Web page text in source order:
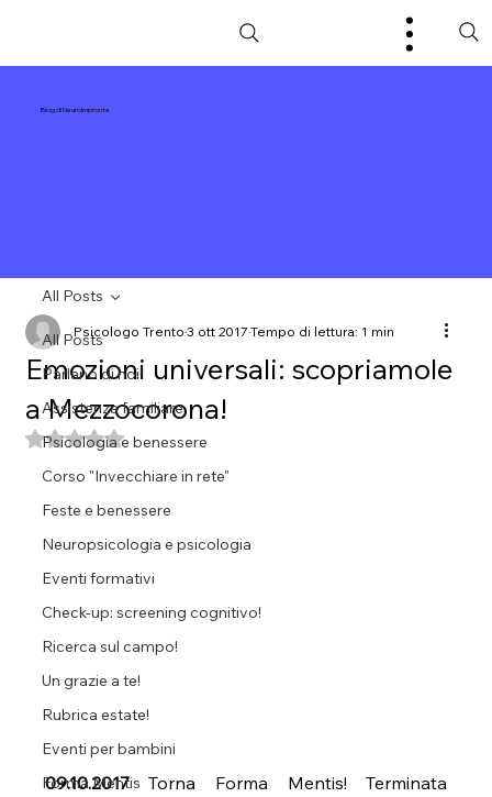
Blog di NeuroImpronta
All Posts
Parlano di noi!
Assistenza familiare
Psicologia e benessere
Corso "Invecchiare in rete"
Feste e benessere
Neuropsicologia e psicologia
Eventi formativi
Check-up: screening cognitivo!
Ricerca sul campo!
Un grazie a te!
Rubrica estate!
Eventi per bambini
Forma Mentis
All Posts
Emozioni universali: scopriamole
a Mezzocorona!
Psicologo Trento3 ott 2017Tempo di lettura: 1 min
Valutazione NaN stelle su 5.
09.10.2017 Torna Forma Mentis! Terminata